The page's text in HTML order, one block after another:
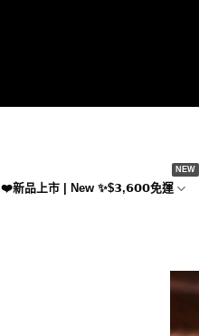
❤️新品上市 | New ✨$𝟯,𝟲𝟬𝟬免運